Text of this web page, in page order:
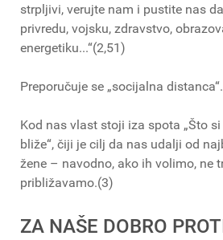
strpljivi, verujte nam i pustite nas
privredu, vojsku, zdravstvo,
energetiku...“(2,51)
Preporučuje se „socijalna distanca“.
Kod nas vlast stoji iza spota „Što
bliže“, čiji je cilj da nas udalji od
žene – navodno, ako ih volimo, ne
približavamo.(3)
ZA NAŠE DOBRO